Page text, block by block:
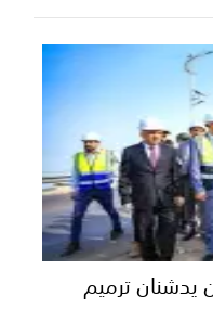
يدشنان ترميم